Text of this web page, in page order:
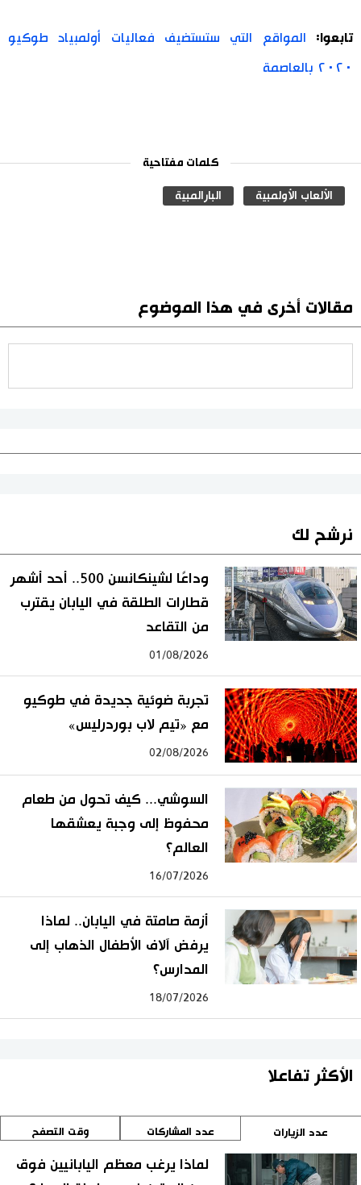
تابعوا:
المواقع التي ستستضيف فعاليات أولمبياد طوكيو
٢٠٢٠ بالعاصمة
كلمات مفتاحية
الألعاب الأولمبية البارالمبية
مقالات أخرى في هذا الموضوع
نرشح لك
وداعًا لشينكانسن 500.. أحد أشهر
قطارات الطلقة في اليابان يقترب
من التقاعد
01/08/2026
تجربة ضوئية جديدة في طوكيو
مع «تيم لاب بوردرليس»
02/08/2026
السوشي... كيف تحول من طعام
محفوظ إلى وجبة يعشقها
العالم؟
16/07/2026
أزمة صامتة في اليابان.. لماذا
يرفض آلاف الأطفال الذهاب إلى
المدارس؟
18/07/2026
الأكثر تفاعلا
عدد الزيارات عدد المشاركات وقت التصفح
لماذا يرغب معظم اليابانيين فوق